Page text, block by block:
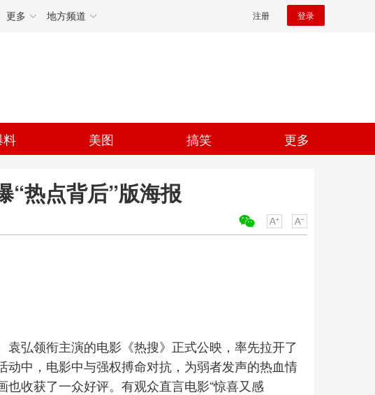
更多 地方频道 注册 登录
料 美图 搞笑 更多
“热点背后”版海报
弘领衔主演的电影《热搜》正式公映，率先拉开了
中，电影中与强权搏命对抗，为弱者发声的热血情
收获了一众好评。有观众直言电影“惊喜又感